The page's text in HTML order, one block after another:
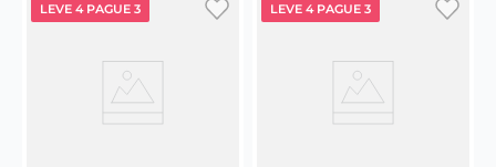
LEVE 4 PAGUE 3 LEVE 4 PAGUE 3